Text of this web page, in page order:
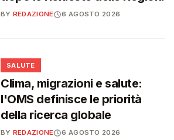
BY REDAZIONE 6 AGOSTO 2026
SALUTE
Clima, migrazioni e salute:
l'OMS definisce le priorità
della ricerca globale
BY REDAZIONE 6 AGOSTO 2026